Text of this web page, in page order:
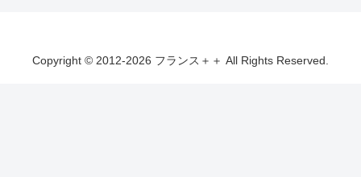
Copyright © 2012-2026 フランス＋＋ All Rights Reserved.